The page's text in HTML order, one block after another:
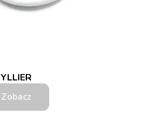
YLLIER
Zobacz